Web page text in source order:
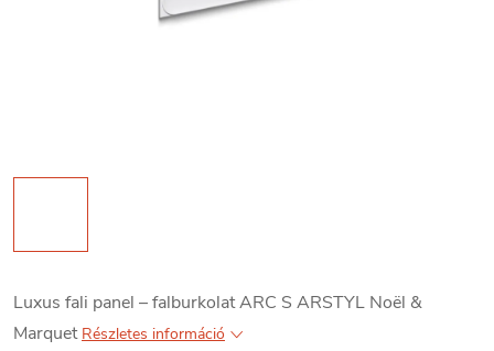
Luxus fali panel – falburkolat ARC S ARSTYL Noël &
Marquet Részletes információ